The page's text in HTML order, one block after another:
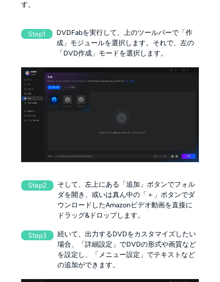
す。
Step1
DVDFabを実行して、上のツールバーで「作
成」モジュールを選択します。それで、左の
「DVD作成」モードを選択します。
Step2
そして、左上にある「追加」ボタンでフォル
ダを開き、或いは真ん中の「＋」ボタンでダ
ウンロードしたAmazonビデオ動画を直接に
ドラッグ&ドロップします。
Step3
続いて、出力するDVDをカスタマイズしたい
場合、「詳細設定」でDVDの形式や画質など
を設定し、「メニュー設定」でテキストなど
の追加ができます。